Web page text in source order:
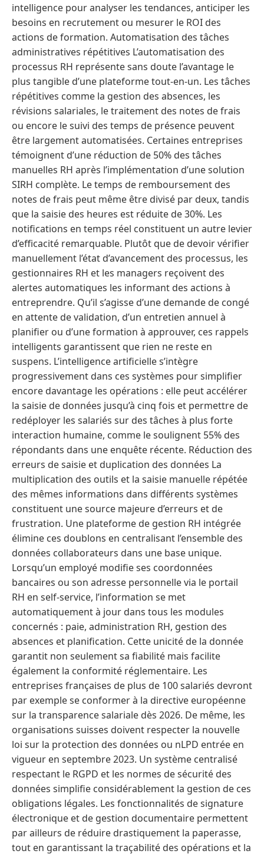
intelligence pour analyser les tendances, anticiper les
besoins en recrutement ou mesurer le ROI des
actions de formation. Automatisation des tâches
administratives répétitives L’automatisation des
processus RH représente sans doute l’avantage le
plus tangible d’une plateforme tout-en-un. Les tâches
répétitives comme la gestion des absences, les
révisions salariales, le traitement des notes de frais
ou encore le suivi des temps de présence peuvent
être largement automatisées. Certaines entreprises
témoignent d’une réduction de 50% des tâches
manuelles RH après l’implémentation d’une solution
SIRH complète. Le temps de remboursement des
notes de frais peut même être divisé par deux, tandis
que la saisie des heures est réduite de 30%. Les
notifications en temps réel constituent un autre levier
d’efficacité remarquable. Plutôt que de devoir vérifier
manuellement l’état d’avancement des processus, les
gestionnaires RH et les managers reçoivent des
alertes automatiques les informant des actions à
entreprendre. Qu’il s’agisse d’une demande de congé
en attente de validation, d’un entretien annuel à
planifier ou d’une formation à approuver, ces rappels
intelligents garantissent que rien ne reste en
suspens. L’intelligence artificielle s’intègre
progressivement dans ces systèmes pour simplifier
encore davantage les opérations : elle peut accélérer
la saisie de données jusqu’à cinq fois et permettre de
redéployer les salariés sur des tâches à plus forte
interaction humaine, comme le soulignent 55% des
répondants dans une enquête récente. Réduction des
erreurs de saisie et duplication des données La
multiplication des outils et la saisie manuelle répétée
des mêmes informations dans différents systèmes
constituent une source majeure d’erreurs et de
frustration. Une plateforme de gestion RH intégrée
élimine ces doublons en centralisant l’ensemble des
données collaborateurs dans une base unique.
Lorsqu’un employé modifie ses coordonnées
bancaires ou son adresse personnelle via le portail
RH en self-service, l’information se met
automatiquement à jour dans tous les modules
concernés : paie, administration RH, gestion des
absences et planification. Cette unicité de la donnée
garantit non seulement sa fiabilité mais facilite
également la conformité réglementaire. Les
entreprises françaises de plus de 100 salariés devront
par exemple se conformer à la directive européenne
sur la transparence salariale dès 2026. De même, les
organisations suisses doivent respecter la nouvelle
loi sur la protection des données ou nLPD entrée en
vigueur en septembre 2023. Un système centralisé
respectant le RGPD et les normes de sécurité des
données simplifie considérablement la gestion de ces
obligations légales. Les fonctionnalités de signature
électronique et de gestion documentaire permettent
par ailleurs de réduire drastiquement la paperasse,
tout en garantissant la traçabilité des opérations et la